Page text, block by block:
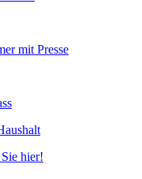
mit Presse
hier!